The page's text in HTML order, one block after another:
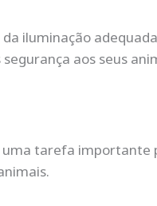
iluminação
aos seus
tarefa